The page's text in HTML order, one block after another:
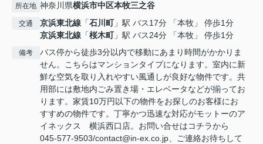
所在地 神奈川県横浜市中区本牧三之谷
交通 京浜東北線 「石川町」駅 バス17分 「本牧」 停歩1分
京浜東北線 「桜木町」駅 バス24分 「本牧」 停歩1分
備考
バス停から徒歩3分以内で移動にあまり時間がかかりま
せん。こちらはマンションタイプになります。室内に新
鮮な空気を取り入れやすい風通しが良好な物件です。共
用部には敷地内ごみ置き場・エレベータなどが揃ってお
ります。家賃10万円以下の物件をお探しのお客様にお
すすめの物件です。丁寧かつ迅速な対応がモットーのア
イネックス 横浜西口店。お問い合せはコチラから
045-577-9503/contact@in-ex.co.jp、ご連絡お待ちして